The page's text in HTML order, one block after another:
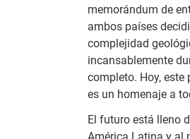
memorándum de
ambos países
complejidad
incansablemente
completo. Hoy, este
es un homenaje a
El futuro está lleno